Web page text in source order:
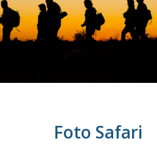
Foto Safari